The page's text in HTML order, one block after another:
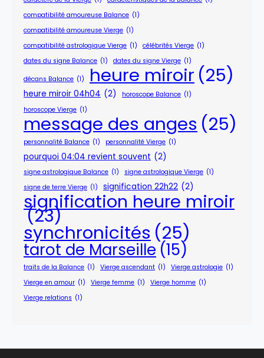
compatibilité amoureuse Balance (1)
compatibilité amoureuse Vierge (1)
compatibilité astrologique Vierge (1) célébrités Vierge (1)
dates du signe Balance (1) dates du signe Vierge (1)
décans Balance (1) heure miroir (25)
heure miroir 04h04 (2) horoscope Balance (1)
horoscope Vierge (1)
message des anges (25)
personnalité Balance (1) personnalité Vierge (1)
pourquoi 04:04 revient souvent (2)
signe astrologique Balance (1) signe astrologique Vierge (1)
signe de terre Vierge (1) signification 22h22 (2)
signification heure miroir
(23)
synchronicités (25)
tarot de Marseille (15)
traits de la Balance (1) Vierge ascendant (1) Vierge astrologie (1)
Vierge en amour (1) Vierge femme (1) Vierge homme (1)
Vierge relations (1)